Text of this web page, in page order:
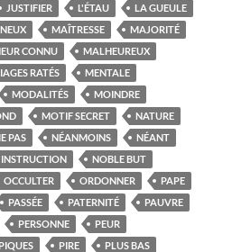
JUSTIFIER L'ÉTAU
LA GUEULE
MAÎTRESSE
MAJORITÉ
CONNU
MALHEUREUX
RATÉS
MENTALE
MODALITÉS
MOINDRE
MOTIF SECRET
NATURE
PAS NÉANMOINS
NÉANT
NOBLE BUT
OCCULTER ORDONNER
PAPE
PASSÉE PATERNITÉ
PAUVRE
PERSONNE
PEUR
PIQUES PIRE
PLUS BAS